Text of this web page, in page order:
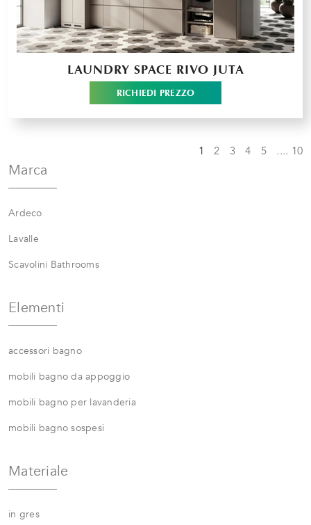
LAUNDRY SPACE RIVO JUTA
RICHIEDI PREZZO
Marca
Ardeco
Lavalle
Scavolini Bathrooms
Elementi
accessori bagno
mobili bagno da appoggio
mobili bagno per lavanderia
mobili bagno sospesi
Materiale
in gres
1 2 3 4 5 .... 10